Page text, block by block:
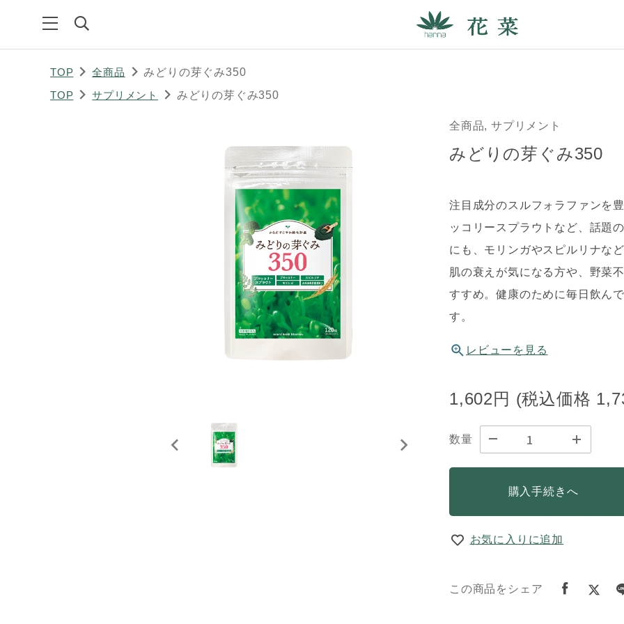
TOP 全商品
みどりの芽ぐみ350
TOP
サプリメント みどりの芽ぐみ350
全商品, サプリメント
みどりの芽ぐみ350
注目成分のスルフォラファンを
ッコリースプラウトなど、話題
にも、モリンガやスピルリナな
肌の衰えが気になる方や、野菜
すすめ。健康のために毎日飲ん
す。
レビューを見る
1,602円 (税込価格
数量
購入手続きへ
お気に入りに追加
この商品をシェア